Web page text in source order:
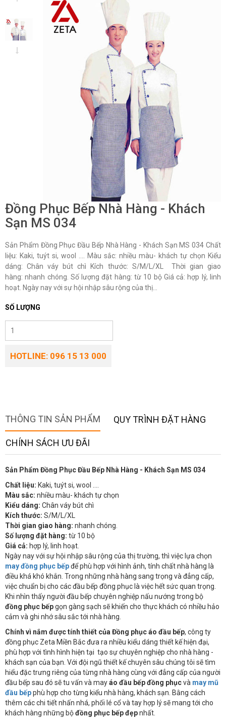
Đồng Phục Bếp Nhà Hàng - Khách
Sạn MS 034
Sản Phẩm Đồng Phục Đầu Bếp Nhà Hàng - Khách Sạn MS 034 Chất
liệu: Kaki, tuýt si, wool …. Màu sắc: nhiều màu- khách tự chọn Kiểu
dáng: Chân váy bút chì Kích thước: S/M/L/XL Thời gian giao
hàng: nhanh chóng. Số lượng đặt hàng: từ 10 bộ Giá cả: hợp lý, linh
hoạt. Ngày nay với sự hội nhập sâu rộng của thị...
SỐ LƯỢNG
HOTLINE: 096 15 13 000
THÔNG TIN SẢN PHẨM QUY TRÌNH ĐẶT HÀNG
CHÍNH SÁCH ƯU ĐÃI
Sản Phẩm Đồng Phục Đầu Bếp Nhà Hàng - Khách Sạn MS 034
Chất liệu: Kaki, tuýt si, wool ….
Màu sắc: nhiều màu- khách tự chọn
Kiểu dáng: Chân váy bút chì
Kích thước: S/M/L/XL
Thời gian giao hàng: nhanh chóng.
Số lượng đặt hàng: từ 10 bộ
Giá cả: hợp lý, linh hoạt.
Ngày nay với sự hội nhập sâu rộng của thị trường, thì việc lựa chọn
may đồng phục bếpđể phù hợp với hình ảnh, tính chất nhà hàng là
điều khá khó khắn. Trong những nhà hàng sang trọng và đẳng cấp,
việc chuẩn bị cho các đầu bếp đồng phục là việc hết sức quan trọng.
Khi nhìn thấy người đầu bếp chuyên nghiệp nấu nướng trong bộ
đồng phục bếpgọn gàng sạch sẽ khiến cho thực khách có nhiều hảo
cảm và ghi nhớ sâu sắc tới nhà hàng.
Chính vì nắm đượctính thiết củaĐồng phục áo đầu bếp, công ty
đồng phục Zeta Miền Bắc đưa ra nhiều kiểu dáng thiết kế hiện đại,
phù hợp với tình hình hiện tại tạo sự chuyên nghiệp cho nhà hàng -
khách sạn của bạn. Với đội ngũ thiết kế chuyên sâu chúng tôi sẽ tìm
hiểu đặc trưng riêng của từng nhà hàng cùng với đẳng cấp của người
đầu bếp sau đó sẽ tu vấn và mayáo đầu bếp đồng phụcvà may mũ
đầu bếpphù hợp cho từng kiểu nhà hàng, khách sạn. Bằng cách
thêm các chi tiết nhấn nhá, phối lé cổ và tay hợp lý sẽ mang tới cho
khách hàng những bộđồng phục bếp đẹpnhất.